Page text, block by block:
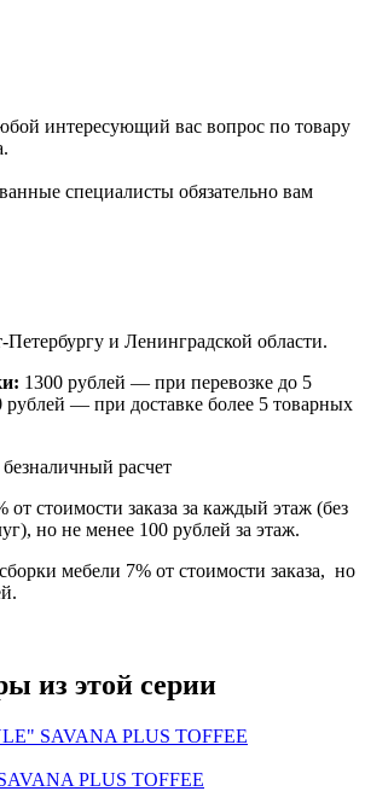
интересующий вас вопрос по товару
специалисты обязательно вам
Петербургу и Ленинградской области.
1300 рублей — при перевозке до 5
рублей — при доставке более 5 товарных
расчет
от стоимости заказа за каждый этаж (без
но не менее 100 рублей за этаж.
мебели 7% от стоимости заказа, но
из этой серии
PLUS TOFFEE